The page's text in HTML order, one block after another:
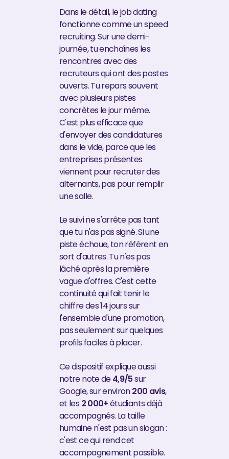
Dans le détail, le job dating
fonctionne comme un speed
recruiting. Sur une demi-
journée, tu enchaînes les
rencontres avec des
recruteurs qui ont des postes
ouverts. Tu repars souvent
avec plusieurs pistes
concrètes le jour même.
C'est plus efficace que
d'envoyer des candidatures
dans le vide, parce que les
entreprises présentes
viennent pour recruter des
alternants, pas pour remplir
une salle.
Le suivi ne s'arrête pas tant
que tu n'as pas signé. Si une
piste échoue, ton référent en
sort d'autres. Tu n'es pas
lâché après la première
vague d'offres. C'est cette
continuité qui fait tenir le
chiffre des 14 jours sur
l'ensemble d'une promotion,
pas seulement sur quelques
profils faciles à placer.
Ce dispositif explique aussi
notre note de4,9/5sur
Google, sur environ200 avis,
et les 2 000+étudiants déjà
accompagnés. La taille
humaine n'est pas un slogan :
c'est ce qui rend cet
accompagnement possible.